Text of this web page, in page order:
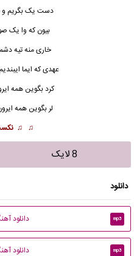
دست یک بگریم و
بیون که وا یک
خاری منه تیه
عهدی که ایما
کرد بگوین همه
لر بگوین همه
♫ ♫
8 لایک
دانلود
mp3 دانلود
mp3 دانلود